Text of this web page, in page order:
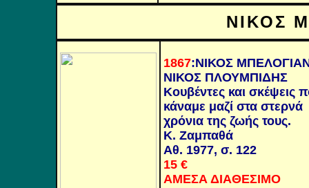
ΝΙΚΟΣ
1867:ΝΙΚΟΣ
ΝΙΚΟΣ ΠΛΟΥΜΠΙΔΗΣ
Κουβέντες και σκέψεις
κάναμε μαζί στα στερνά
χρόνια της ζωής τους.
Κ. Ζαμπαθά
Αθ. 1977, σ. 122
15€
ΑΜΕΣΑ ΔΙΑΘΕΣΙΜΟ